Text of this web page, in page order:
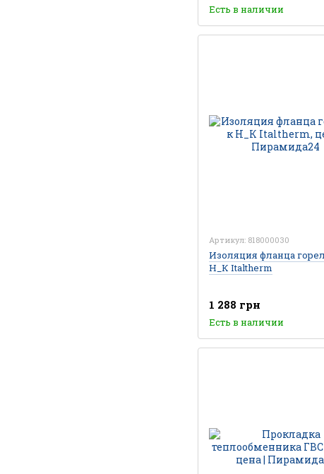
Есть в наличии
Артикул: 818000030
Изоляция фланца
Н_К Italtherm
1 288 грн
Есть в наличии